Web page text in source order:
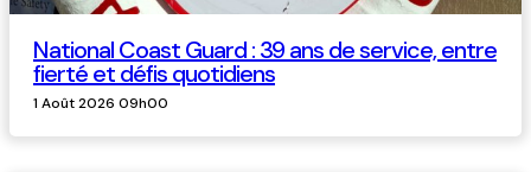
National Coast Guard : 39 ans de service, entre
fierté et défis quotidiens
1 Août 2026 09h00